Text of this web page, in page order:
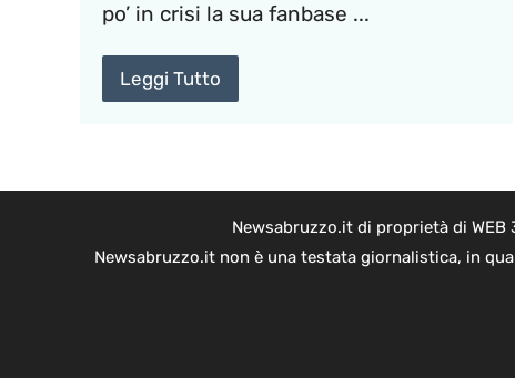
po’ in crisi la sua fanbase ...
Leggi Tutto
Newsabruzzo.it di proprietà di WEB
Newsabruzzo.it non è una testata giornalistica, in